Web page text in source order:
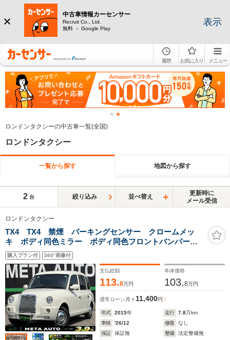
中古車情報カーセンサー
Recruit Co., Ltd.
無料 － Google Play
表示
履歴 お気に入り メニュー
ロンドンタクシーの中古車一覧(全国)
ロンドンタクシー
一覧から探す 地図から探す
2 台 絞り込み 並べ替え
更新時に
メール受信
ロンドンタクシー
TX4 TX4 禁煙 パーキングセンサー クロームメッ
キ ボディ同色ミラー ボディ同色フロントバンパー
KENWOOD1DINオーディオ パワーウィンドウ マニュ
アルエアコン ETC リモコンミラースイッチ フロン
トフォグ
購入プラン付 360°画像付
支払総額
113.8万円
本体価格
103.8万円
通常ローン 月々11,400円
年式 2015年 走行 7.8万km
車検
'26/12 修復
なし
保証
保証無 整備
法定整備無